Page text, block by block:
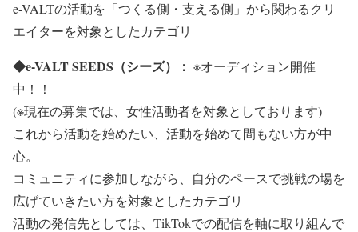
e-VALTの活動を「つくる側・支える側」から関わるクリ
エイターを対象としたカテゴリ
◆e-VALT SEEDS（シーズ）： ※オーディション開催
中！！
(※現在の募集では、女性活動者を対象としております)
これから活動を始めたい、活動を始めて間もない方が中
心。
コミュニティに参加しながら、自分のペースで挑戦の場を
広げていきたい方を対象としたカテゴリ
活動の発信先としては、TikTokでの配信を軸に取り組んで